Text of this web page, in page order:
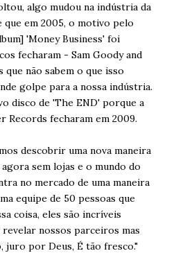
algo mudou na indústria da
que em 2005, o motivo pelo
'Money Business' foi
fecharam - Sam Goody and
que não sabem o que isso
golpe para a nossa indústria.
disco de 'The END' porque a
Records fecharam em 2009.
descobrir uma nova maneira
sem lojas e o mundo do
no mercado de uma maneira
equipe de 50 pessoas que
coisa, eles são incríveis
nossos parceiros mas
juro por Deus, É tão fresco."